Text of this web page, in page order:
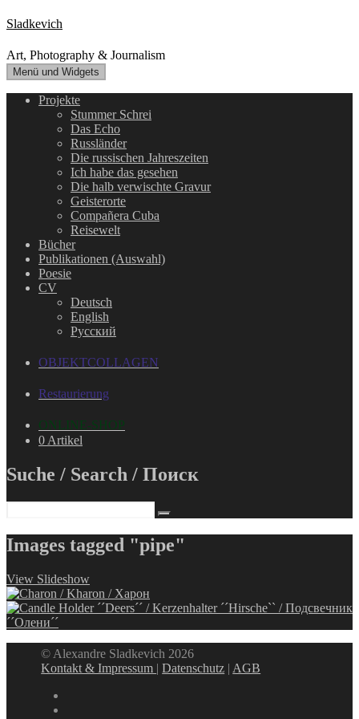
Zum
Inhalt
springen
Sladkevich
Art, Photography & Journalism
Menü und Widgets
Projekte
Stummer Schrei
Das Echo
Russländer
Die russischen Jahreszeiten
Ich habe das gesehen
Die halb verwischte Gravur
Geisterorte
Compañera Cuba
Reisewelt
Bücher
Publikationen (Auswahl)
Poesie
CV
Deutsch
English
Русский
OBJEKTCOLLAGEN
Restaurierung
ONLINE-SHOP
0 Artikel
Suche / Search / Поиск
Images tagged "pipe"
View Slideshow
© Alexandre Sladkevich 2026
Kontakt & Impressum |Datenschutz | AGB